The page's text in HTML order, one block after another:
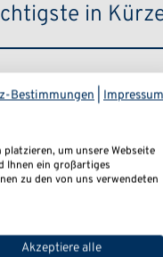
in
&
betriebliche
werden.
Bestimmungen Impressum
um unsere Webseite
Ihnen ein großartiges
zu den von uns verwendeten
Akzeptiere alle